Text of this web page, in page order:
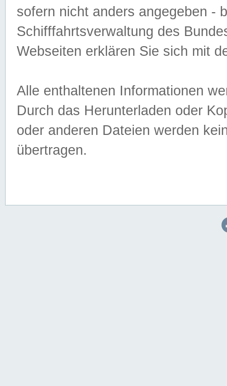
sofern nicht anders angegeben -
Schifffahrtsverwaltung des
Webseiten erklären Sie sich mit
Alle enthaltenen Informationen
Durch das Herunterladen oder
oder anderen Dateien werden
übertragen.